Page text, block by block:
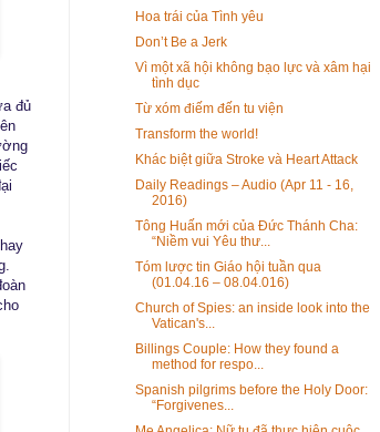
đủ
Hoa trái của Tình yêu
Don’t Be a Jerk
Vì một xã hội không bạo lực và xâm hại
tình dục
Từ xóm điếm đến tu viện
Transform the world!
Khác biệt giữa Stroke và Heart Attack
Daily Readings – Audio (Apr 11 - 16,
2016)
Tông Huấn mới của Đức Thánh Cha:
“Niềm vui Yêu thư...
Tóm lược tin Giáo hội tuần qua
(01.04.16 – 08.04.016)
Church of Spies: an inside look into the
Vatican's...
Billings Couple: How they found a
method for respo...
Spanish pilgrims before the Holy Door:
“Forgivenes...